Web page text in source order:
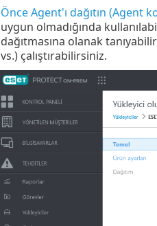
Önce Agent'ı dağıtın (Agent
uygun olmadığında
dağıtmasına olanak
vs.) çalıştırabilirsiniz.